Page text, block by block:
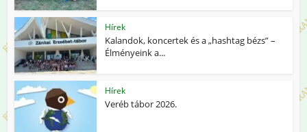
Hírek
Kalandok, koncertek és a „hashtag bézs” –
Élményeink a...
Hírek
Veréb tábor 2026.